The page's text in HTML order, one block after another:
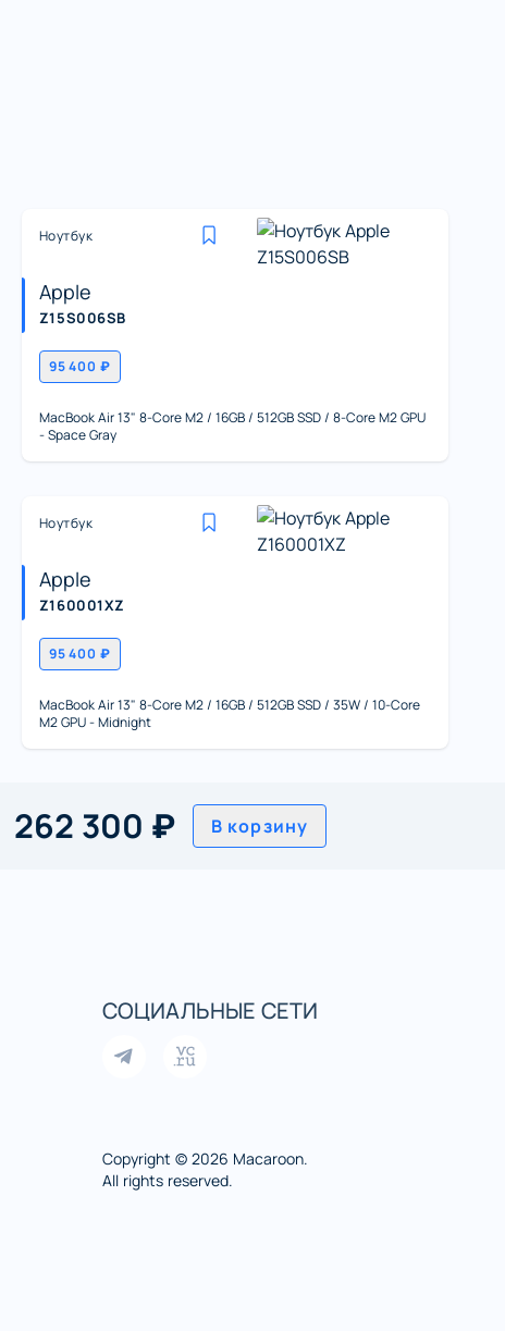
Ноутбук
Apple
Z15S006SB
95 400 ₽
MacBook Air 13" 8-Core M2 / 16GB / 512GB SSD / 8-Core M2 GPU
- Space Gray
Ноутбук
Apple
Z160001XZ
95 400 ₽
MacBook Air 13" 8-Core M2 / 16GB / 512GB SSD / 35W / 10-Core
M2 GPU - Midnight
262 300 ₽ В корзину
СОЦИАЛЬНЫЕ СЕТИ
Copyright © 2026 Macaroon.
All rights reserved.